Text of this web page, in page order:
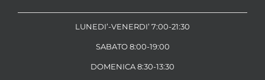
LUNEDI’-VENERDI’ 7:00-21:30
SABATO 8:00-19:00
DOMENICA 8:30-13:30